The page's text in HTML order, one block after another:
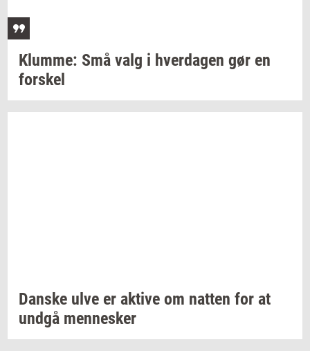
Klum­me: Små valg i hver­da­gen gør en
for­skel
Dan­ske ulve er ak­ti­ve om nat­ten for at
undgå men­ne­sker